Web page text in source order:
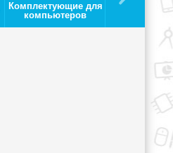
Комплектующие для
компьютеров